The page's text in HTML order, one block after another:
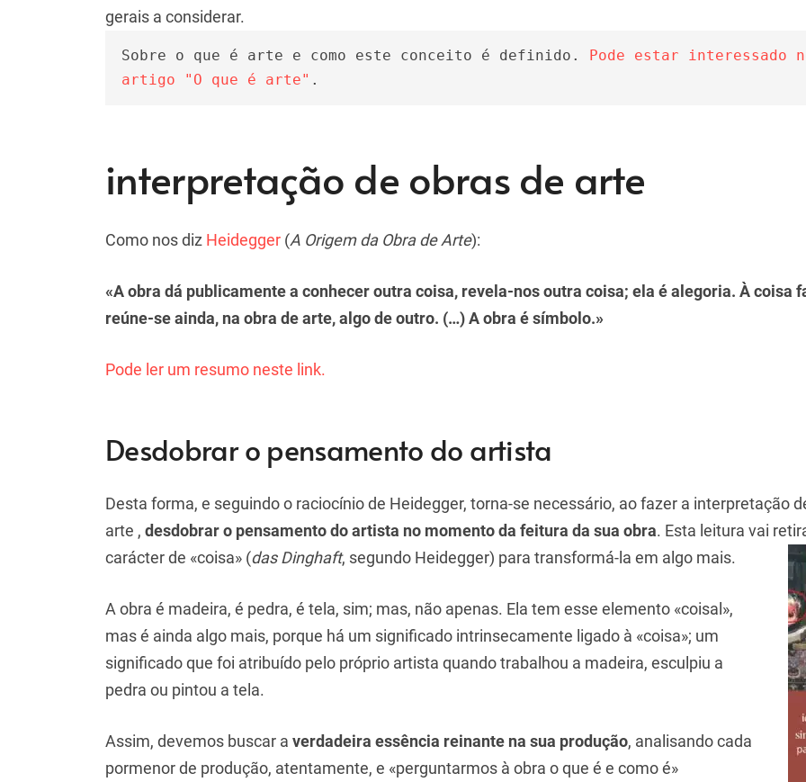
gerais a considerar.
Sobre o que é arte e como este conceito é definido.
Pode estar interessado
artigo "O que é arte" .
interpretação de obras de arte
Como nos diz Heidegger (A Origem da Obra de Arte):
«A obra dá publicamente a conhecer outra coisa, revela-nos outra coisa; ela é alegoria. À coisa
reúne-se ainda, na obra de arte, algo de outro. (…) A obra é símbolo.»
Pode ler um resumo neste link.
Desdobrar o pensamento do artista
Desta forma, e seguindo o raciocínio de Heidegger, torna-se necessário, ao fazer a interpretação
arte , desdobrar o pensamento do artista no momento da feitura da sua obra. Esta leitura vai
carácter de «coisa» (das Dinghaft, segundo Heidegger) para transformá-la em algo mais.
A obra é madeira, é pedra, é tela, sim; mas, não apenas. Ela tem esse elemento «coisal»,
mas é ainda algo mais, porque há um significado intrinsecamente ligado à «coisa»; um
significado que foi atribuído pelo próprio artista quando trabalhou a madeira, esculpiu a
pedra ou pintou a tela.
Assim, devemos buscar a verdadeira essência reinante na sua produção, analisando cada
pormenor de produção, atentamente, e «perguntarmos à obra o que é e como é»